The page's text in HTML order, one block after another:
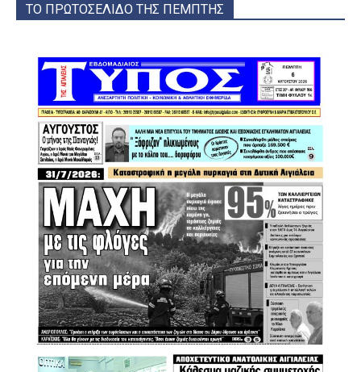
ΤΟ ΠΡΩΤΟΣΕΛΙΔΟ ΤΗΣ ΠΕΜΠΤΗΣ